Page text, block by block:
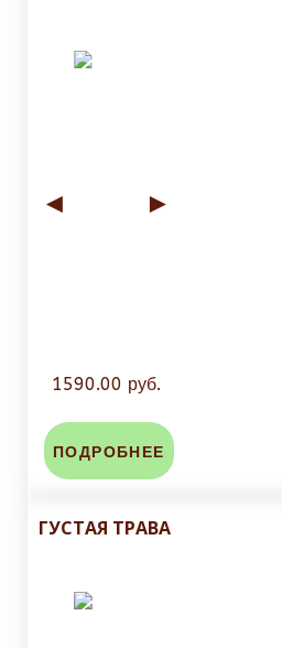
◄ ►
1590.00 руб.
ПОДРОБНЕЕ
ГУСТАЯ ТРАВА